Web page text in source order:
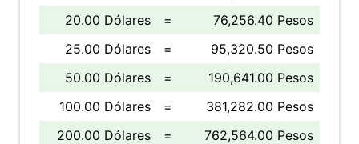
20.00 Dólares
=
76,256.40 Pesos
25.00 Dólares
=
95,320.50 Pesos
50.00 Dólares
=
190,641.00 Pesos
100.00 Dólares
=
381,282.00 Pesos
200.00 Dólares
=
762,564.00 Pesos